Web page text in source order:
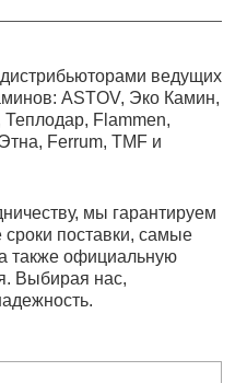
ведущих
ASTOV, Эко Камин,
Flammen,
Ferrum, TMF и
мы гарантируем
поставки, самые
также официальную
Выбирая нас,